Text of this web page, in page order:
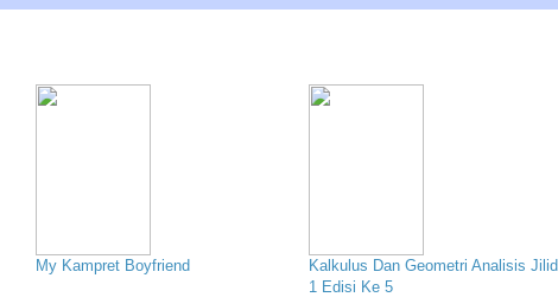
My Kampret Boyfriend
Kalkulus Dan Geometri Analisis Jilid
1 Edisi Ke 5